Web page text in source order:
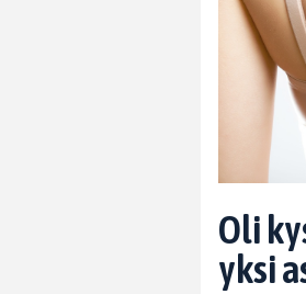
Oli
yksi